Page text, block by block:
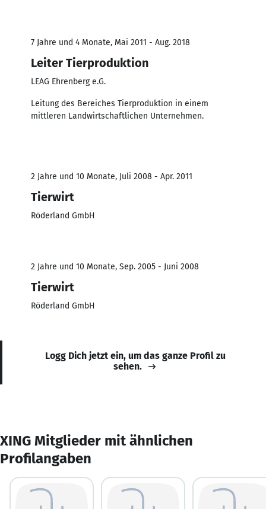
7 Jahre und 4 Monate, Mai 2011 - Aug. 2018
Leiter Tierproduktion
LEAG Ehrenberg e.G.
Leitung des Bereiches Tierproduktion in einem
mittleren Landwirtschaftlichen Unternehmen.
2 Jahre und 10 Monate, Juli 2008 - Apr. 2011
Tierwirt
Röderland GmbH
2 Jahre und 10 Monate, Sep. 2005 - Juni 2008
Tierwirt
Röderland GmbH
Logg Dich jetzt ein, um das ganze Profil zu
sehen.
XING Mitglieder mit ähnlichen
Profilangaben